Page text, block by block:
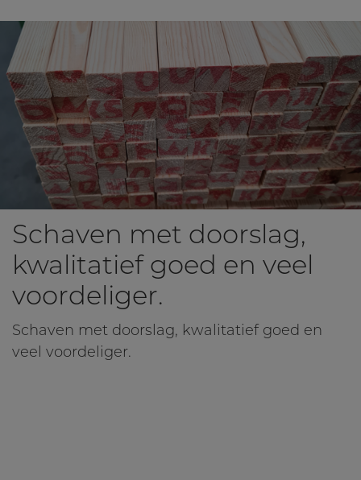
Schaven met doorslag,
kwalitatief goed en veel
voordeliger.
Schaven met doorslag, kwalitatief goed en
veel voordeliger.